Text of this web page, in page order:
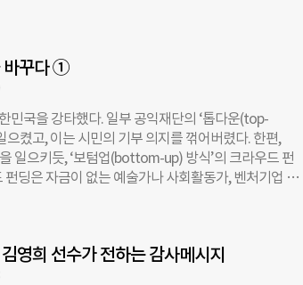
가량이 빈손채움에 기부되기 때문에, GBM코리아의
도 자연스레 넓어진다”며 “공감 펀딩을 통해 직접 회
분도 많았다”고 했다. 빈손채움은 지난 5월, 공감펀
를 추가 지원해 에티오피아의 커피 산지 두 곳에 3000
셉 사무총장은 “원두를 물로 씻어주는 설비가 만들어
도 3배가량 높아져, 커피 농부들의 소득도 덩달아 늘
로서 후원자 발굴이 쉽지 않은데 잠재적 후원자 400
결하는 창구로 활용되기도 했다. 국내 공정무역 브랜
는 2015년 말
바꾸다 ①
민국을 강타했다. 일부 공익재단의 ‘톱다운(top-
켰고, 이는 시민의 기부 의지를 꺾어버렸다. 한편,
일으키듯, ‘보텀업(bottom-up) 방식’의 크라우드 펀
딩은 자금이 없는 예술가나 사회활동가, 벤처기업 등
벤처, 사회적 기업, 협동조합, 심지어 일반 기업이어도
수 있다. 지난 1년 6개월간 공감 펀딩에 지갑을 연 개
영희 선수가 전하는 감사메시지